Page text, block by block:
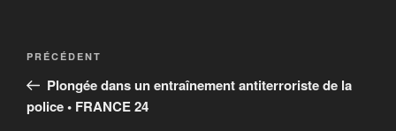
Navigation
l’article
Article
précédent
PRÉCÉDENT
Plongée dans un entraînement antiterroriste de la
police • FRANCE 24